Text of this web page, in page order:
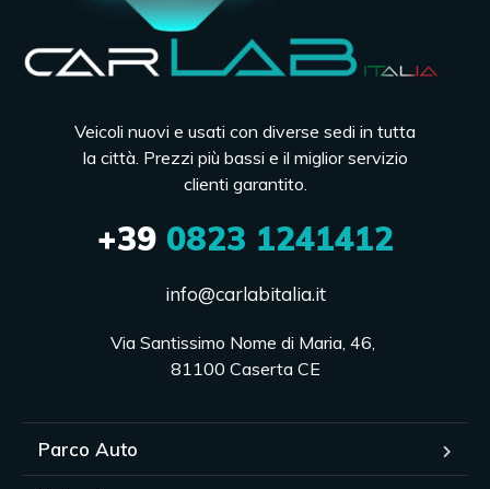
Veicoli nuovi e usati con diverse sedi in tutta
la città. Prezzi più bassi e il miglior servizio
clienti garantito.
+390823 1241412
info@carlabitalia.it
Via Santissimo Nome di Maria, 46,
81100 Caserta CE
Parco Auto